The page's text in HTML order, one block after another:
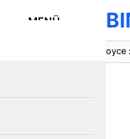
MENÜ
Rolls-Royce